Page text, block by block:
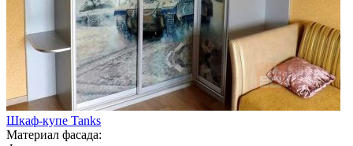
Шкаф-купе Tanks
Материал фасада: